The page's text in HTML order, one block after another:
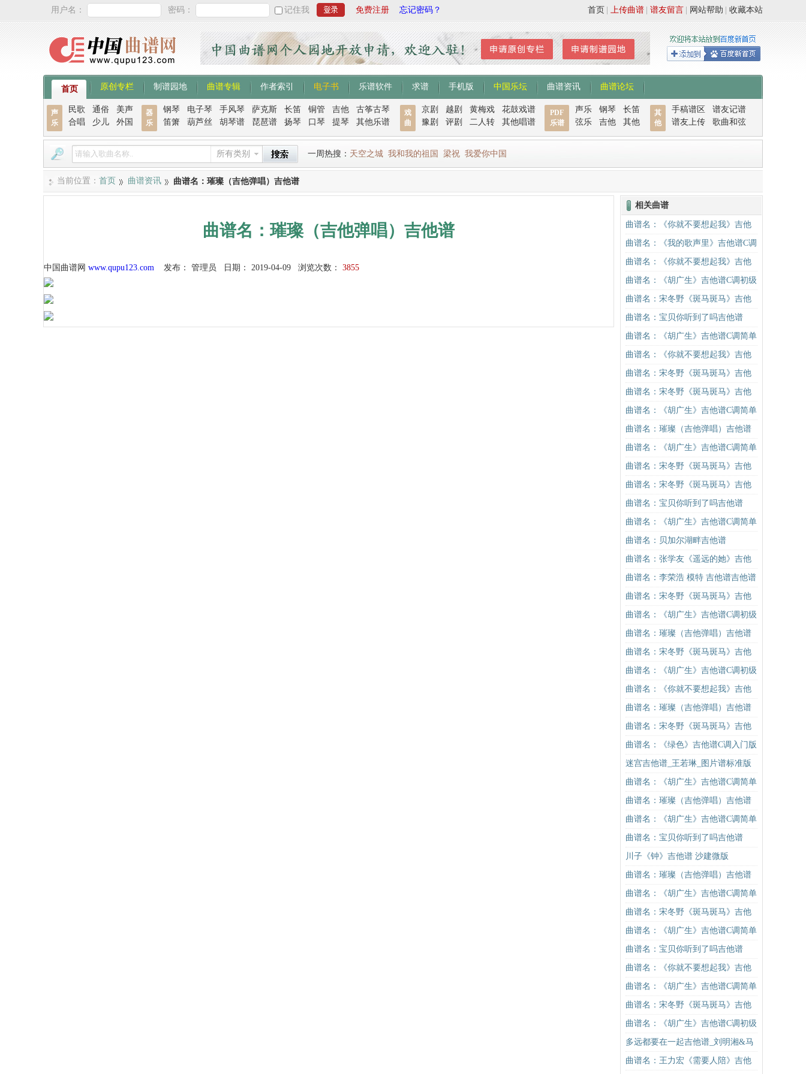
用户名： 密码： 记住我 免费注册 忘记密码？ 收藏本站
网站帮助
谱友留言
上传曲谱
首页
首页 原创专栏 制谱园地 曲谱专辑 作者索引 电子书 乐谱软件 求谱 手机版 中国乐坛 曲谱资讯 曲谱论坛
声
乐
民歌 通俗
美声
合唱
少儿 外国
器
乐
钢琴 电子琴 手风琴 萨克斯 长笛 铜管 吉他
古筝古琴
笛箫
葫芦丝 胡琴谱 琵琶谱 扬琴 口琴 提琴 其他乐谱
戏
曲
京剧 越剧 黄梅戏
花鼓戏谱
豫剧
评剧 二人转 其他唱谱
PDF
乐谱
声乐 钢琴
长笛
弦乐
吉他 其他
其
他
手稿谱区
谱友记谱
谱友上传
歌曲和弦
所有类别 一周热搜： 天空之城 我和我的祖国 梁祝 我爱你中国
当前位置： 首页 曲谱资讯 曲谱名：璀璨（吉他弹唱）吉他谱
曲谱名：璀璨（吉他弹唱）吉他谱
中国曲谱网 www.qupu123.com 发布： 管理员 日期： 2019-04-09 浏览次数： 3855
相关曲谱
曲谱名：《你就不要想起我》吉他
谱C调简单版吉他谱
曲谱名：《我的歌声里》吉他谱C调
精华版 曲婉婷 高音教编配吉他谱
曲谱名：《你就不要想起我》吉他
谱C调简单版吉他谱
曲谱名：《胡广生》吉他谱C调初级
进阶版（酷音小伟吉他弹唱教学）
吉他谱
曲谱名：宋冬野《斑马斑马》吉他
谱C调简单版（酷音小伟吉他教学）
吉他谱
曲谱名：宝贝你听到了吗吉他谱
曲谱名：《胡广生》吉他谱C调简单
版（酷音小伟吉他弹唱教学）吉他
谱
曲谱名：《你就不要想起我》吉他
谱C调简单版吉他谱
曲谱名：宋冬野《斑马斑马》吉他
谱C调简单版（酷音小伟吉他教学）
吉他谱
曲谱名：宋冬野《斑马斑马》吉他
谱C调简单版（酷音小伟吉他教学）
吉他谱
曲谱名：《胡广生》吉他谱C调简单
版（酷音小伟吉他弹唱教学）吉他
谱
曲谱名：璀璨（吉他弹唱）吉他谱
曲谱名：《胡广生》吉他谱C调简单
版（酷音小伟吉他弹唱教学）吉他
谱
曲谱名：宋冬野《斑马斑马》吉他
谱G调初级进阶版（酷音小伟吉他教
学）吉他谱
曲谱名：宋冬野《斑马斑马》吉他
谱G调初级进阶版（酷音小伟吉他教
学）吉他谱
曲谱名：宝贝你听到了吗吉他谱
曲谱名：《胡广生》吉他谱C调简单
版（酷音小伟吉他弹唱教学）吉他
谱
曲谱名：贝加尔湖畔吉他谱
曲谱名：张学友《遥远的她》吉他
谱简单版 酷音小伟吉他弹唱教学吉
他谱
曲谱名：李荣浩 模特 吉他谱吉他谱
曲谱名：宋冬野《斑马斑马》吉他
谱G调初级进阶版（酷音小伟吉他教
学）吉他谱
曲谱名：《胡广生》吉他谱C调初级
进阶版（酷音小伟吉他弹唱教学）
吉他谱
曲谱名：璀璨（吉他弹唱）吉他谱
曲谱名：宋冬野《斑马斑马》吉他
谱C调简单版（酷音小伟吉他教学）
吉他谱
曲谱名：《胡广生》吉他谱C调初级
进阶版（酷音小伟吉他弹唱教学）
吉他谱
曲谱名：《你就不要想起我》吉他
谱C调简单版吉他谱
曲谱名：璀璨（吉他弹唱）吉他谱
曲谱名：宋冬野《斑马斑马》吉他
谱C调简单版（酷音小伟吉他教学）
吉他谱
曲谱名：《绿色》吉他谱C调入门版
陈雪凝 高音教编配吉他谱
迷宫吉他谱_王若琳_图片谱标准版
曲谱名：《胡广生》吉他谱C调简单
版（酷音小伟吉他弹唱教学）吉他
谱
曲谱名：璀璨（吉他弹唱）吉他谱
曲谱名：《胡广生》吉他谱C调简单
版（酷音小伟吉他弹唱教学）吉他
谱
曲谱名：宝贝你听到了吗吉他谱
川子《钟》吉他谱 沙建微版
曲谱名：璀璨（吉他弹唱）吉他谱
曲谱名：《胡广生》吉他谱C调简单
版（酷音小伟吉他弹唱教学）吉他
谱
曲谱名：宋冬野《斑马斑马》吉他
谱G调初级进阶版（酷音小伟吉他教
学）吉他谱
曲谱名：《胡广生》吉他谱C调简单
版（酷音小伟吉他弹唱教学）吉他
谱
曲谱名：宝贝你听到了吗吉他谱
曲谱名：《你就不要想起我》吉他
谱C调简单版吉他谱
曲谱名：《胡广生》吉他谱C调简单
版（酷音小伟吉他弹唱教学）吉他
谱
曲谱名：宋冬野《斑马斑马》吉他
谱G调初级进阶版（酷音小伟吉他教
学）吉他谱
曲谱名：《胡广生》吉他谱C调初级
进阶版（酷音小伟吉他弹唱教学）
吉他谱
多远都要在一起吉他谱_刘明湘&马
叔叔_图片谱标准版
曲谱名：王力宏《需要人陪》吉他